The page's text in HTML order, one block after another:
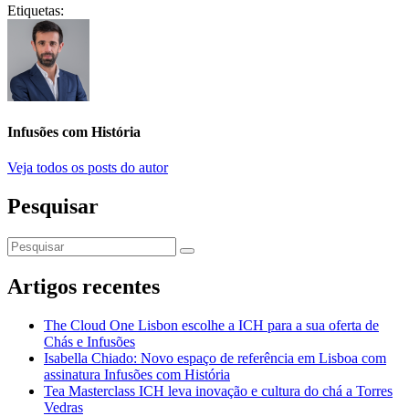
Etiquetas:
Infusões com História
Veja todos os posts do autor
Pesquisar
Artigos recentes
The Cloud One Lisbon escolhe a ICH para a sua oferta de
Chás e Infusões
Isabella Chiado: Novo espaço de referência em Lisboa com
assinatura Infusões com História
Tea Masterclass ICH leva inovação e cultura do chá a Torres
Vedras